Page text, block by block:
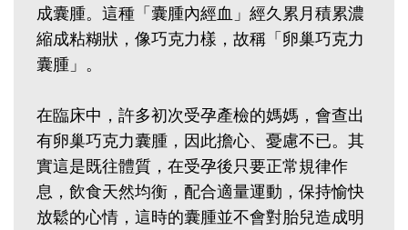
成囊腫。這種「囊腫內經血」經久累月積累濃
縮成粘糊狀，像巧克力樣，故稱「卵巢巧克力
囊腫」。‭ ‬
在臨床中，許多初次受孕產檢的媽媽，會查出
有卵巢巧克力囊腫，因此擔心、憂慮不已。其
實這是既往體質，在受孕後只要正常規律作
息，飲食天然均衡，配合適量運動，保持愉快
放鬆的心情，這時的囊腫並不會對胎兒造成明